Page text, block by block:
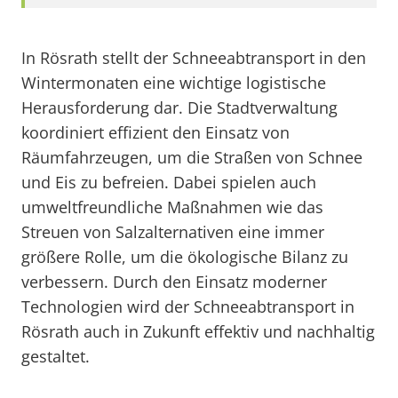
In Rösrath stellt der Schneeabtransport in den
Wintermonaten eine wichtige logistische
Herausforderung dar. Die Stadtverwaltung
koordiniert effizient den Einsatz von
Räumfahrzeugen, um die Straßen von Schnee
und Eis zu befreien. Dabei spielen auch
umweltfreundliche Maßnahmen wie das
Streuen von Salzalternativen eine immer
größere Rolle, um die ökologische Bilanz zu
verbessern. Durch den Einsatz moderner
Technologien wird der Schneeabtransport in
Rösrath auch in Zukunft effektiv und nachhaltig
gestaltet.